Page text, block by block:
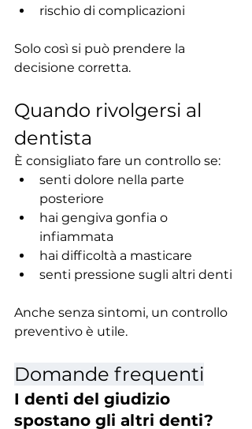
rischio di complicazioni
Solo così si può prendere la
decisione corretta.
Quando rivolgersi al
dentista
È consigliato fare un controllo se:
senti dolore nella parte
posteriore
hai gengiva gonfia o
infiammata
hai difficoltà a masticare
senti pressione sugli altri denti
Anche senza sintomi, un controllo
preventivo è utile.
Domande frequenti
I denti del giudizio
spostano gli altri denti?